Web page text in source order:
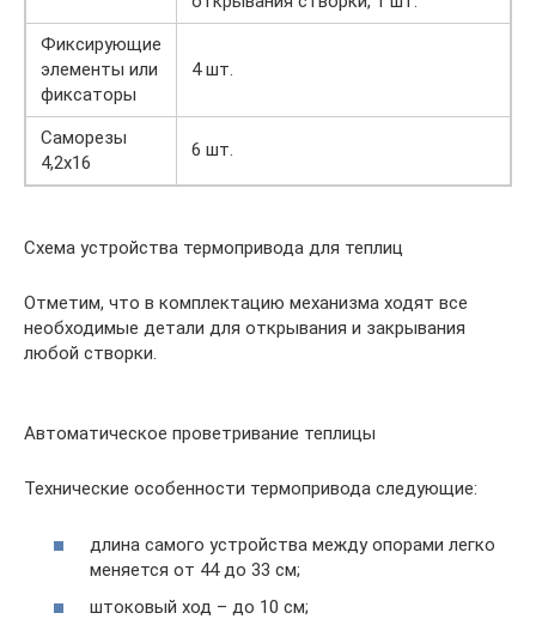
Фиксирующие
элементы или
фиксаторы
4 шт.
Саморезы
4,2х16
6 шт.
Схема устройства термопривода для теплиц
Отметим, что в комплектацию механизма ходят все
необходимые детали для открывания и закрывания
любой створки.
Автоматическое проветривание теплицы
Технические особенности термопривода следующие:
длина самого устройства между опорами легко
меняется от 44 до 33 см;
штоковый ход – до 10 см;